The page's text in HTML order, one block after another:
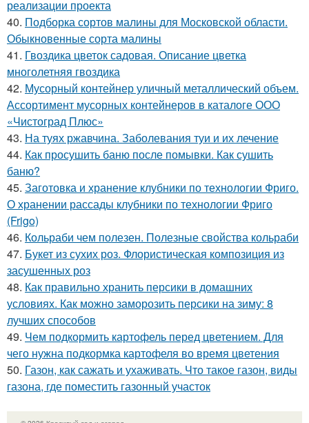
реализации проекта
40. Подборка сортов малины для Московской области.
Обыкновенные сорта малины
41. Гвоздика цветок садовая. Описание цветка
многолетняя гвоздика
42. Мусорный контейнер уличный металлический объем.
Ассортимент мусорных контейнеров в каталоге ООО
«Чистоград Плюс»
43. На туях ржавчина. Заболевания туи и их лечение
44. Как просушить баню после помывки. Как сушить
баню?
45. Заготовка и хранение клубники по технологии Фриго.
О хранении рассады клубники по технологии Фриго
(Frigo)
46. Кольраби чем полезен. Полезные свойства кольраби
47. Букет из сухих роз. Флористическая композиция из
засушенных роз
48. Как правильно хранить персики в домашних
условиях. Как можно заморозить персики на зиму: 8
лучших способов
49. Чем подкормить картофель перед цветением. Для
чего нужна подкормка картофеля во время цветения
50. Газон, как сажать и ухаживать. Что такое газон, виды
газона, где поместить газонный участок